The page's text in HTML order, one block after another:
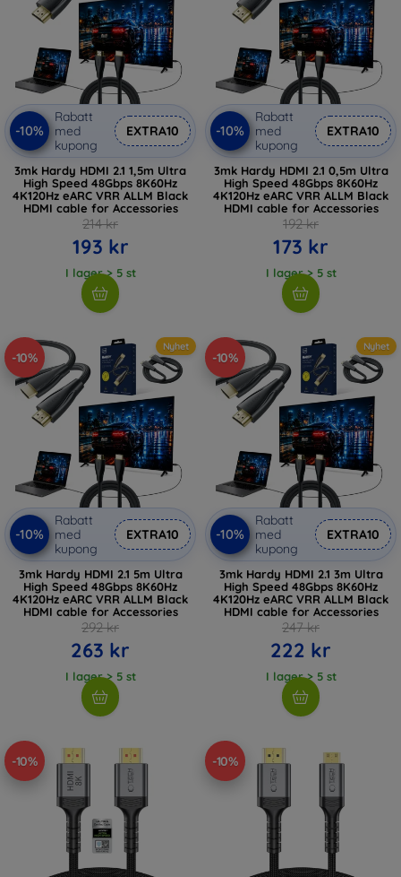
-10%
Rabatt
med
kupong
EXTRA10
3mk Hardy HDMI 2.1 1,5m Ultra
High Speed 48Gbps 8K60Hz
4K120Hz eARC VRR ALLM Black
HDMI cable for Accessories
214 kr
193 kr
I lager > 5 st
-10%
Rabatt
med
kupong
EXTRA10
3mk Hardy HDMI 2.1 0,5m Ultra
High Speed 48Gbps 8K60Hz
4K120Hz eARC VRR ALLM Black
HDMI cable for Accessories
192 kr
173 kr
I lager > 5 st
-10%
Nyhet
-10%
Rabatt
med
kupong
EXTRA10
3mk Hardy HDMI 2.1 5m Ultra
High Speed 48Gbps 8K60Hz
4K120Hz eARC VRR ALLM Black
HDMI cable for Accessories
292 kr
263 kr
I lager > 5 st
-10%
Nyhet
-10%
Rabatt
med
kupong
EXTRA10
3mk Hardy HDMI 2.1 3m Ultra
High Speed 48Gbps 8K60Hz
4K120Hz eARC VRR ALLM Black
HDMI cable for Accessories
247 kr
222 kr
I lager > 5 st
-10% -10%